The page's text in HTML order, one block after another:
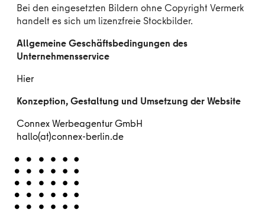
Bei den eingesetzten Bildern ohne Copyright Vermerk
handelt es sich um lizenzfreie Stockbilder.
Allgemeine Geschäftsbedingungen des
Unternehmensservice
Hier
Konzeption, Gestaltung und Umsetzung der Website
Connex Werbeagentur GmbH
hallo(at)connex-berlin.de